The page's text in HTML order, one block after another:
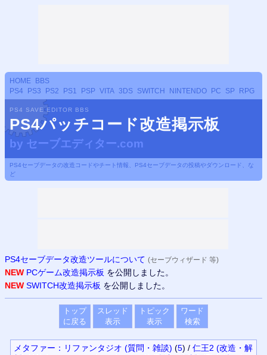
HOME
BBS
PS4
PS3 PS2 PS1 PSP VITA 3DS SWITCH NINTENDO PC SP RPG
PS4 SAVE EDITOR BBS
PS4パッチコード改造掲示板
by セーブエディター.com
PS4セーブデータの改造コードやチート情報、PS4セーブデータの投稿やダウンロード、な
ど
PS4セーブデータ改造ツールについて (セーブウィザード 等)
NEW PCゲーム改造掲示板 を公開しました。
NEW SWITCH改造掲示板 を公開しました。
トップ
に戻る
スレッド
表示
トピック
表示
ワード
検索
メタファー：リファンタジオ (質問・雑談) (5) / 仁王2 (改造・解